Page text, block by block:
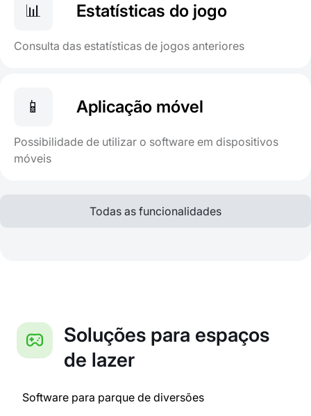
📊 Estatísticas do jogo
Consulta das estatísticas de jogos anteriores
📱 Aplicação móvel
Possibilidade de utilizar o software em dispositivos
móveis
Todas as funcionalidades
Soluções para espaços
de lazer
Software para parque de diversões